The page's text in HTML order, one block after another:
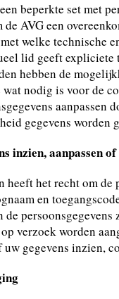
beperkte set met
de AVG een
welke technische
lid geeft expliciete
hebben de
wat nodig is voor de
gegevens worden
inzien, aanpassen
heeft het recht om
en
de
verzoek worden
gegevens inzien,